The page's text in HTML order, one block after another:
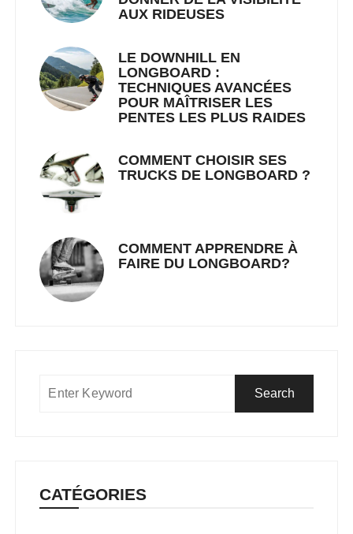
AUX RIDEUSES
LE DOWNHILL EN
LONGBOARD :
TECHNIQUES AVANCÉES
POUR MAÎTRISER LES
PENTES LES PLUS RAIDES
COMMENT CHOISIR SES
TRUCKS DE LONGBOARD ?
COMMENT APPRENDRE À
FAIRE DU LONGBOARD?
CATÉGORIES